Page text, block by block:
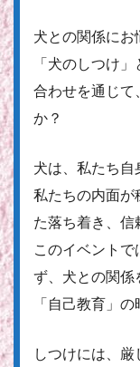
犬との関係に
「犬のしつけ
合わせを通じて
か？
犬は、私たち自
私たちの内面が
た落ち着き、信
このイベント
ず、犬との関係
「自己教育」
しつけには、